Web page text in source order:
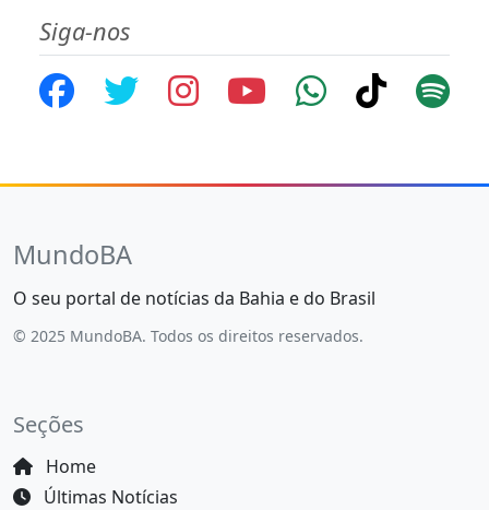
Siga-nos
MundoBA
O seu portal de notícias da Bahia e do Brasil
© 2025 MundoBA. Todos os direitos reservados.
Seções
Home
Últimas Notícias